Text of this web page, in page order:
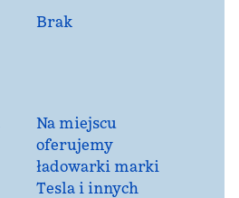
Brak
Na miejscu
oferujemy
ładowarki marki
Tesla i innych